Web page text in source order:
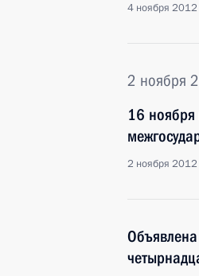
4 ноября
2 ноября
16 ноября
2 ноября